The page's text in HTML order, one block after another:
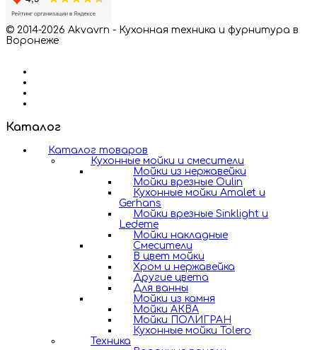
© 2014-2026 Akvavrn - Кухонная техника и фурнитура в
Воронеже
Каталог
Каталог товаров
Кухонные мойки и смесители
Мойки из нержавейки
Мойки врезные Oulin
Кухонные мойки Amalet и
Gerhans
Мойки врезные Sinklight и
Ledeme
Мойки накладные
Смесители
В цвет мойки
Хром и нержавейка
Другие цвета
Для ванны
Мойки из камня
Мойки АКВА
Мойки ПОЛИГРАН
Кухонные мойки Tolero
Техника